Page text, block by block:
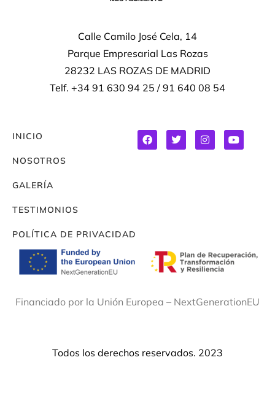
Calle Camilo José Cela, 14
Parque Empresarial Las Rozas
28232 LAS ROZAS DE MADRID
Telf. +34 91 630 94 25 / 91 640 08 54
INICIO
NOSOTROS
GALERÍA
TESTIMONIOS
POLÍTICA DE PRIVACIDAD
Financiado por la Unión Europea – NextGenerationEU
Todos los derechos reservados. 2023